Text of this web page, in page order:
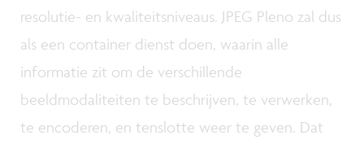
resolutie- en kwaliteitsniveaus. JPEG Pleno zal dus
als een container dienst doen, waarin alle
informatie zit om de verschillende
beeldmodaliteiten te beschrijven, te verwerken,
te encoderen, en tenslotte weer te geven. Dat